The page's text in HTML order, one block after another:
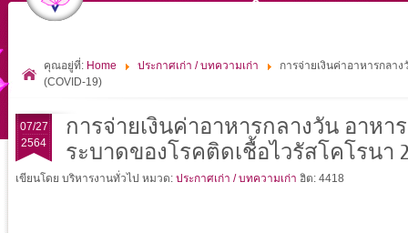
คุณอยู่ที่: Home ประกาศเก่า / บทความเก่า
การจ่ายเงินค่าอาหารกลา
(COVID-19)
07/27
2564
การจ่ายเงินค่าอาหารกลางวัน อาห
ระบาดของโรคติดเชื้อไวรัสโคโรนา
เขียนโดย บริหารงานทั่วไป หมวด: ประกาศเก่า / บทความเก่า ฮิต: 4418